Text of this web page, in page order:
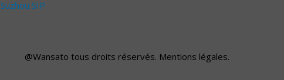
@Wansato tous droits réservés. Mentions légales.